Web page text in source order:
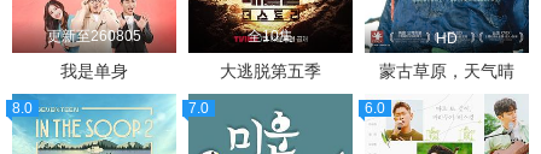
更新至260805
我是单身
全10集
大逃脱第五季
HD
蒙古草原，天气晴
8.0 7.0 6.0